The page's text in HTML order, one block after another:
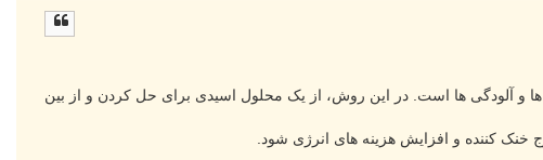
ها و آلودگی ها است. در این روش، از یک محلول اسیدی برای حل کردن و از بین
کننده و افزایش هزینه های انرژی شود.